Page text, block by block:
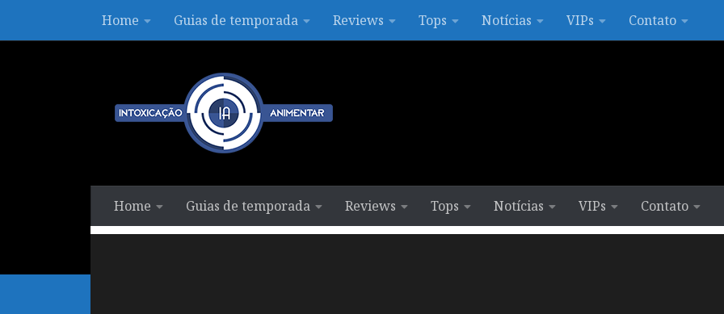
Skip to contentHome Guias de temporada Reviews Tops Notícias VIPs Contato
Home Guias de temporada Reviews Tops Notícias VIPs Contato